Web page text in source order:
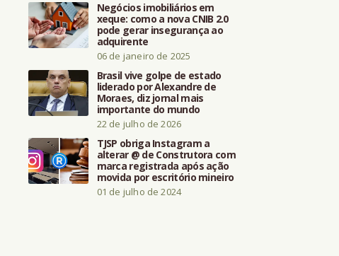
Negócios imobiliários em
xeque: como a nova CNIB 2.0
pode gerar insegurança ao
adquirente
06 de janeiro de 2025
Brasil vive golpe de estado
liderado por Alexandre de
Moraes, diz jornal mais
importante do mundo
22 de julho de 2026
TJSP obriga Instagram a
alterar @ de Construtora com
marca registrada após ação
movida por escritório mineiro
01 de julho de 2024